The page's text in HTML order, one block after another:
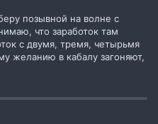
позывной на волне с
что заработок там
с двумя, тремя, четырьмя
желанию в кабалу загоняют,